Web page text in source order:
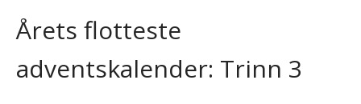
Årets flotteste
adventskalender: Trinn 3